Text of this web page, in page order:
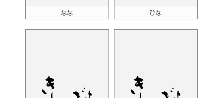
なな ひな